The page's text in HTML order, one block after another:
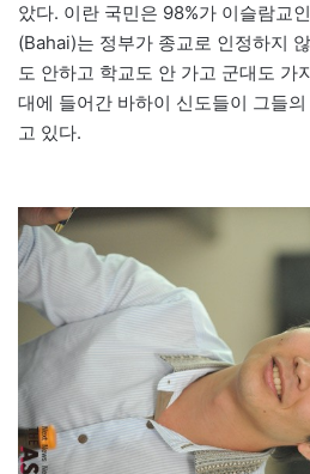
았다. 이란 국민은 98%가 이슬람교
(Bahai)는 정부가 종교로 인정하지
도 안하고 학교도 안 가고 군대도 가
대에 들어간 바하이 신도들이 그들
고 있다.